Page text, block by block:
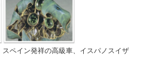
ペイン発祥の高級車、イスパノスイザ